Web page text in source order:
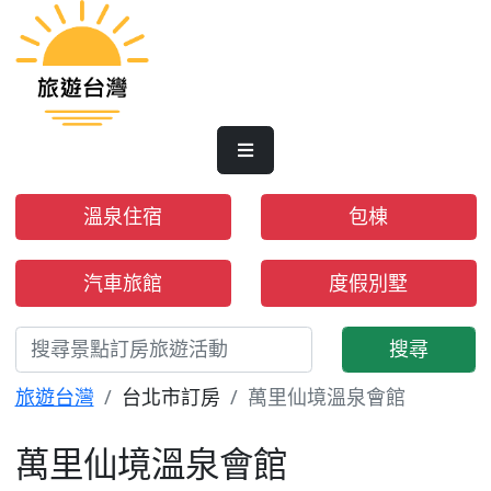
溫泉住宿 包棟
汽車旅館 度假別墅
搜尋
旅遊台灣
台北市訂房 萬里仙境溫泉會館
萬里仙境溫泉會館